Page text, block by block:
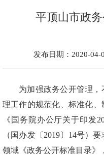
平顶山市政
发布日期：2020-04-
为加强政务公开管理
理工作的规范化、标准化
《国务院办公厅关于印发
（国办发〔2019〕14号）
领域《政务公开标准目录》